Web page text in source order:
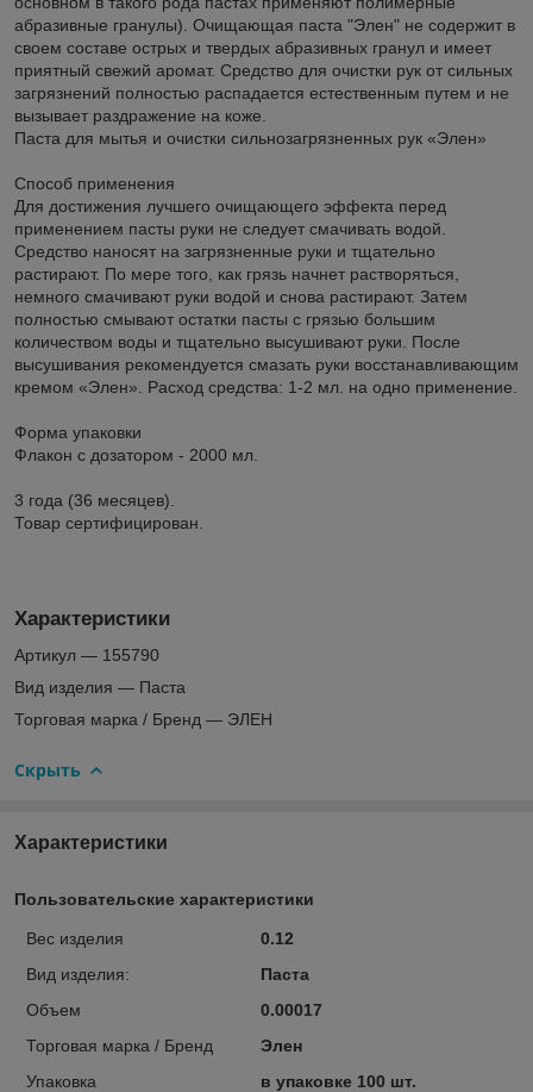
абразивные гранулы). Очищающая паста "Элен" не содержит в
своем составе острых и твердых абразивных гранул и имеет
приятный свежий аромат. Средство для очистки рук от сильных
загрязнений полностью распадается естественным путем и не
вызывает раздражение на коже.
Паста для мытья и очистки сильнозагрязненных рук «Элен»
Способ применения
Для достижения лучшего очищающего эффекта перед
применением пасты руки не следует смачивать водой.
Средство наносят на загрязненные руки и тщательно
растирают. По мере того, как грязь начнет растворяться,
немного смачивают руки водой и снова растирают. Затем
полностью смывают остатки пасты с грязью большим
количеством воды и тщательно высушивают руки. После
высушивания рекомендуется смазать руки восстанавливающим
кремом «Элен». Расход средства: 1-2 мл. на одно применение.
Форма упаковки
Флакон с дозатором - 2000 мл.
3 года (36 месяцев).
Товар сертифицирован.
Характеристики
Артикул — 155790
Вид изделия — Паста
Торговая марка / Бренд — ЭЛЕН
Скрыть
Характеристики
Пользовательские характеристики
Вес изделия
0.12
Вид изделия:
Паста
Объем
0.00017
Торговая марка / Бренд
Элен
Упаковка
в упаковке 100 шт.